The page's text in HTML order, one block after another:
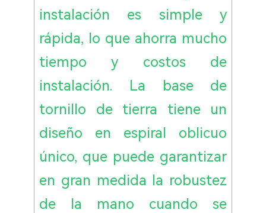
instalación es simple y
rápida, lo que ahorra mucho
tiempo y costos de
instalación. La base de
tornillo de tierra tiene un
diseño en espiral oblicuo
único, que puede garantizar
en gran medida la robustez
de la mano cuando se